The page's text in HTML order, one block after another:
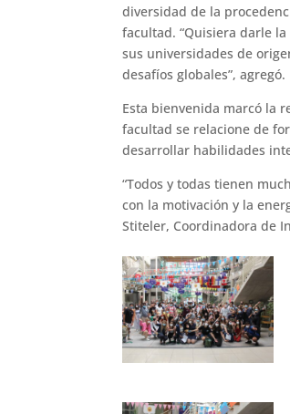
diversidad de la
facultad. “Quisiera darle
sus universidades de
desafíos globales”, agregó.
Esta bienvenida marcó la
facultad se relacione de
desarrollar habilidades
“Todos y todas tienen
con la motivación y la
Stiteler, Coordinadora de